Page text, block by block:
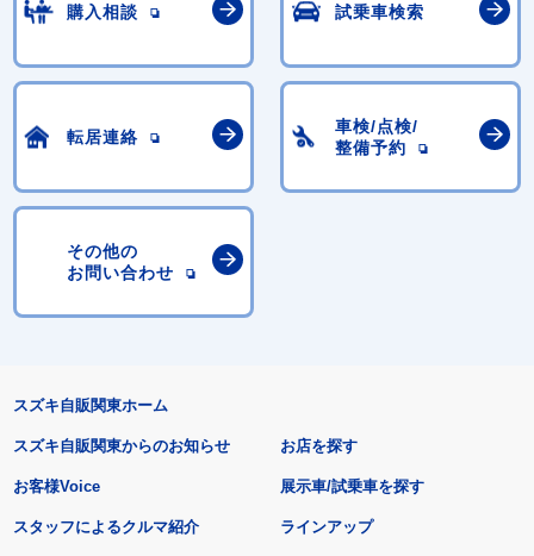
購入相談 試乗車検索
転居連絡
車検/点検/
整備予約
その他の
お問い合わせ
スズキ自販関東ホーム
スズキ自販関東からのお知らせ
お客様Voice
スタッフによるクルマ紹介
お店を探す
展示車/試乗車を探す
ラインアップ